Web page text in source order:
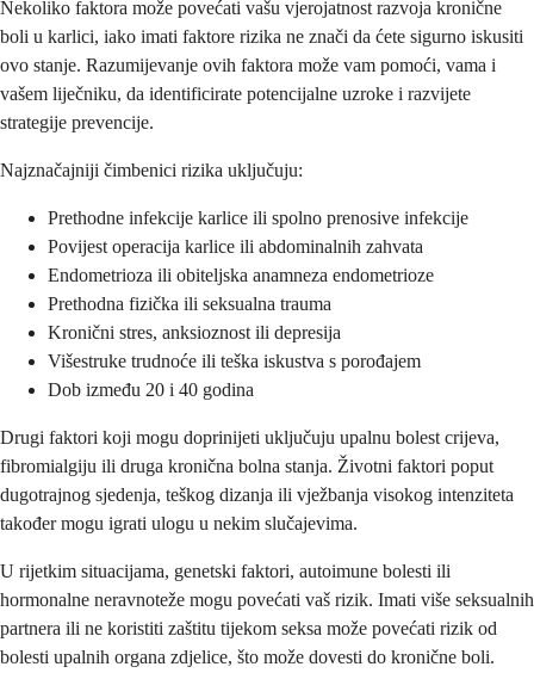
Nekoliko faktora može povećati vašu vjerojatnost razvoja kronične
boli u karlici, iako imati faktore rizika ne znači da ćete sigurno iskusiti
ovo stanje. Razumijevanje ovih faktora može vam pomoći, vama i
vašem liječniku, da identificirate potencijalne uzroke i razvijete
strategije prevencije.
Najznačajniji čimbenici rizika uključuju:
Prethodne infekcije karlice ili spolno prenosive infekcije
Povijest operacija karlice ili abdominalnih zahvata
Endometrioza ili obiteljska anamneza endometrioze
Prethodna fizička ili seksualna trauma
Kronični stres, anksioznost ili depresija
Višestruke trudnoće ili teška iskustva s porođajem
Dob između 20 i 40 godina
Drugi faktori koji mogu doprinijeti uključuju upalnu bolest crijeva,
fibromialgiju ili druga kronična bolna stanja. Životni faktori poput
dugotrajnog sjedenja, teškog dizanja ili vježbanja visokog intenziteta
također mogu igrati ulogu u nekim slučajevima.
U rijetkim situacijama, genetski faktori, autoimune bolesti ili
hormonalne neravnoteže mogu povećati vaš rizik. Imati više seksualnih
partnera ili ne koristiti zaštitu tijekom seksa može povećati rizik od
bolesti upalnih organa zdjelice, što može dovesti do kronične boli.